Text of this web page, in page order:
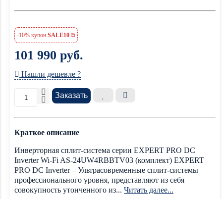
-10% купон SALE10
101 990 руб.
Нашли дешевле ?
Заказать
Краткое описание
Инверторная cплит-система серии EXPERT PRO DC
Inverter Wi-Fi AS-24UW4RBBTV03 (комплект) EXPERT
PRO DC Inverter – Ультрасовременные сплит-системы
профессионального уровня, представляют из себя
совокупность утонченного из... Читать далее...